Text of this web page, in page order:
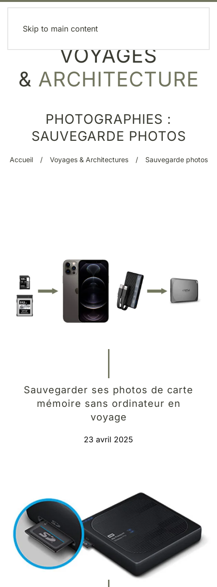
Skip to main content
VOYAGES
& ARCHITECTURE
PHOTOGRAPHIES :
SAUVEGARDE PHOTOS
Accueil Voyages & Architectures Sauvegarde photos
Sauvegarder ses photos de carte
mémoire sans ordinateur en
voyage
23 avril 2025